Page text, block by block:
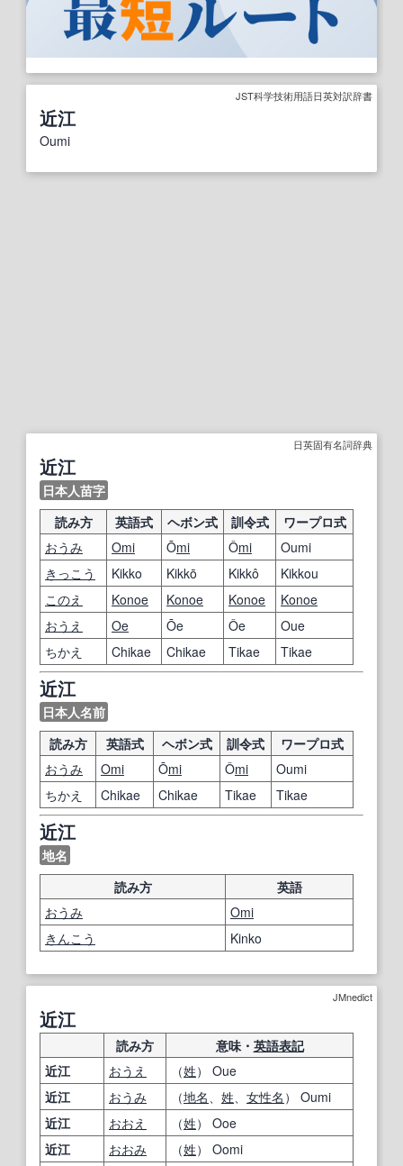
JST科学技術用語日英対訳辞書
近江
Oumi
日英固有名詞辞典
近江
日本人苗字
読み方
英語式 ヘボン式 訓令式
ワープロ式
おうみ
Omi Ōmi Ômi
Oumi
きっこう
Kikko Kikkō Kikkô
Kikkou
このえ
Konoe Konoe Konoe
Konoe
おうえ
Oe Ōe Ôe
Oue
ちかえ
Chikae Chikae Tikae Tikae
近江
日本人名前
読み方
英語式 ヘボン式 訓令式
ワープロ式
おうみ
Omi Ōmi Ômi
Oumi
ちかえ
Chikae Chikae Tikae Tikae
近江
地名
読み方
英語
おうみ
Omi
きんこう
Kinko
JMnedict
近江
読み方 意味・ 英語表記
近江
おうえ （姓） Oue
近江
おうみ （地名 姓 女性名 ） Oumi
近江
おおえ （姓） Ooe
近江
おおみ （姓） Oomi